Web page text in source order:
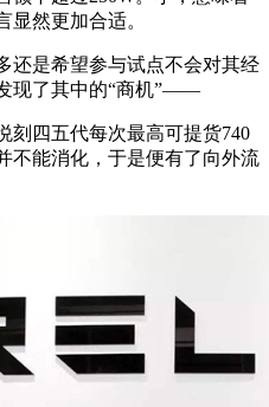
显然更加合适。
还是希望参与试点不会对其经
现了其中的“商机”——
刻四五代每次最高可提货740
不能消化，于是便有了向外流